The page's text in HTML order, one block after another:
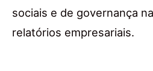
sociais e de governança
relatórios empresariais.